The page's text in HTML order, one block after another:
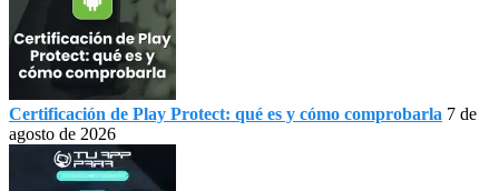
Certificación de Play Protect: qué es y cómo comprobarla 7 de
agosto de 2026